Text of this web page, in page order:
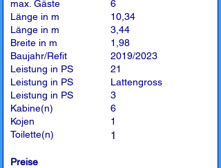
max. Gäste
Länge in m
Länge in m
Breite in m
Baujahr/Refit
Leistung in PS
Leistung in PS
Leistung in PS
Kabine(n)
Kojen
Toilette(n)
6
10,34
3,44
1,98
2019/2023
21
Lattengross
3
6
1
1
Preise